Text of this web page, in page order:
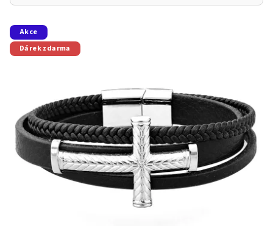
V
ý
p
Akce
Dárek zdarma